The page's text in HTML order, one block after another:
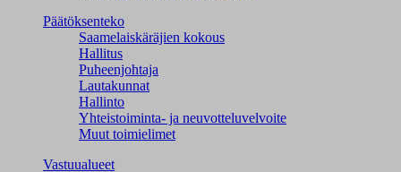
Päätöksenteko
Saamelaiskäräjien kokous
Hallitus
Puheenjohtaja
Lautakunnat
Hallinto
Yhteistoiminta- ja neuvotteluvelvoite
Muut toimielimet
Vastuualueet